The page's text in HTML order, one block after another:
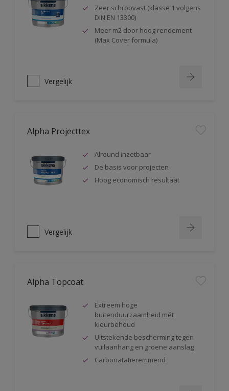
Zeer schrobvast (klasse 1 volgens
DIN EN 13300)
Meer m2 door hoog rendement
(Max Cover formula)
Vergelijk
Alpha Projecttex
Alround inzetbaar
De basis voor projecten
Hoog economisch resultaat
Vergelijk
Alpha Topcoat
Extreem hoge
buitenduurzaamheid mét
kleurbehoud
Uitstekende bescherming tegen
vuilaanhang en groene aanslag
Carbonatatieremmend